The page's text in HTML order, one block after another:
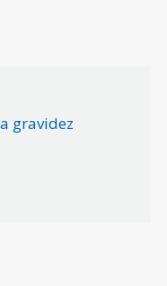
gravidez